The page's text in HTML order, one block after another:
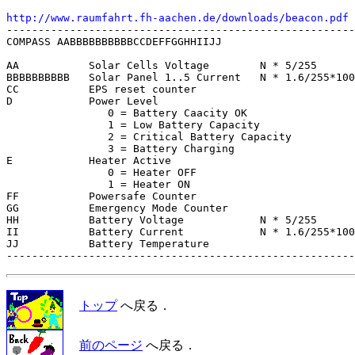
http://www.raumfahrt.fh-aachen.de/downloads/beacon.pdf
COMPASS AABBBBBBBBBBCCDEFFGGHHIIJJ
AA           Solar Cells Voltage        N * 5/255
BBBBBBBBBB   Solar Panel 1..5 Current   N * 1.6/
CC           EPS reset counter
D            Power Level
                0 = Battery Caacity OK
                1 = Low Battery Capacity
                2 = Critical Battery Capacity
                3 = Battery Charging
E            Heater Active
                0 = Heater OFF
                1 = Heater ON
FF           Powersafe Counter
GG           Emergency Mode Counter
HH           Battery Voltage            N * 5/255
II           Battery Current            N * 1.6/255*1000
JJ           Battery Temperature
トップへ戻る．
前のページ へ戻る．